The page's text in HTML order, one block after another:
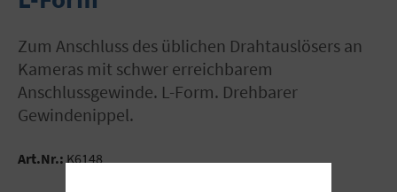
Zum Anschluss des üblichen Drahtauslösers an
Kameras mit schwer erreichbarem
Anschlussgewinde. L-Form. Drehbarer
Gewindenippel.
Art.Nr.:K6148